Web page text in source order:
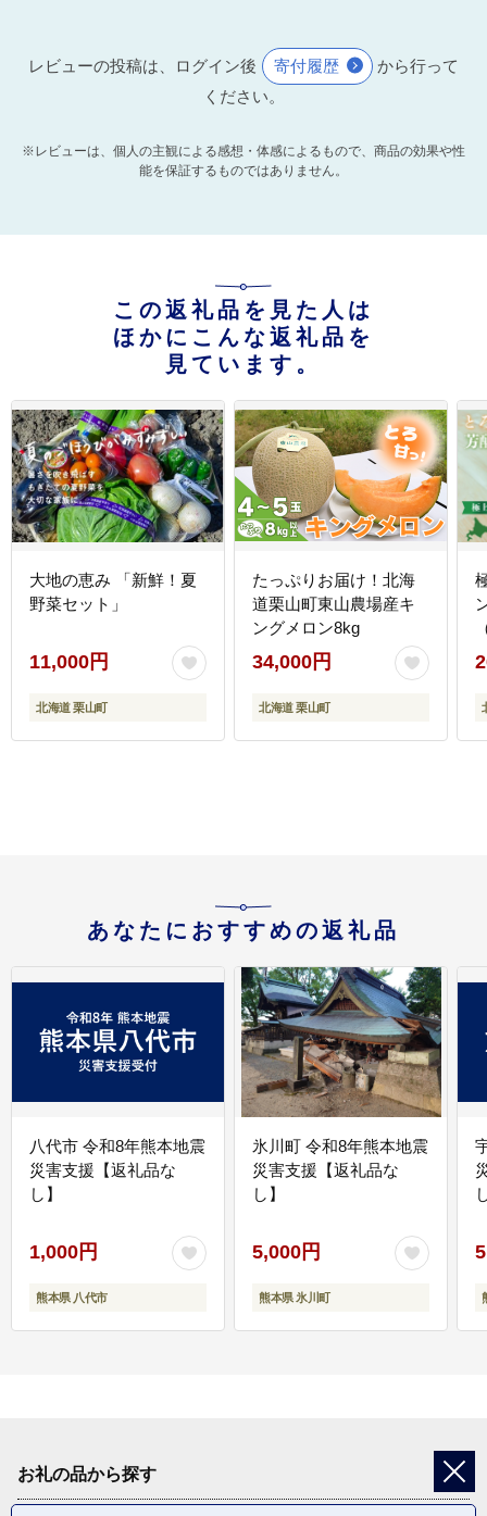
レビューの投稿は、ログイン後 寄付履歴
から行って
ください。
※レビューは、個人の主観による感想・体感によるもので、商品の効果や性
能を保証するものではありません。
この返礼品を見た人は
ほかにこんな返礼品を
見ています。
大地の恵み 「新鮮！夏
野菜セット」
11,000円
北海道 栗山町
たっぷりお届け！北海
道栗山町東山農場産キ
ングメロン8kg
34,000円
北海道 栗山町
あなたにおすすめの返礼品
八代市 令和8年熊本地震
災害支援【返礼品な
し】
1,000円
熊本県 八代市
氷川町 令和8年熊本地震
災害支援【返礼品な
し】
5,000円
熊本県 氷川町
お礼の品から探す